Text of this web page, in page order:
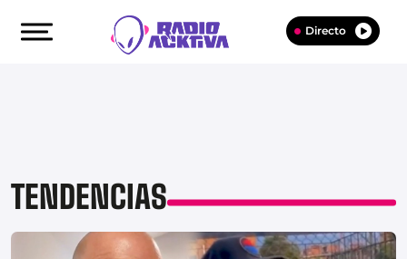
Directo
TENDENCIAS